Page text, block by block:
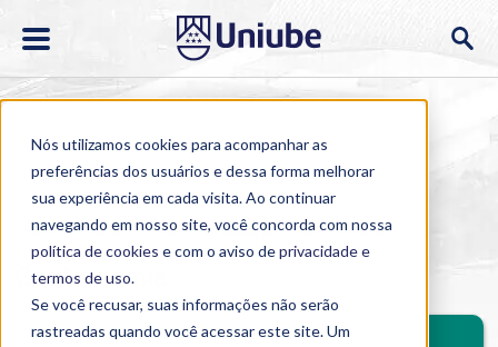
Nós utilizamos cookies para acompanhar as
preferências dos usuários e dessa forma melhorar
sua experiência em cada visita. Ao continuar
navegando em nosso site, você concorda com nossa
política de cookies e com o aviso deprivacidade e
termos de uso.
Se você recusar, suas informações não serão
rastreadas quando você acessar este site. Um
Home > Cursos > EAD > Graduação > Gastronomia
Gastronomia